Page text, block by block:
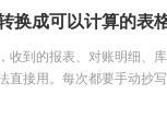
换成可以计算的表
收到的报表、对账明细、
直接用。每次都要手动抄
表格，直接变成可编辑、